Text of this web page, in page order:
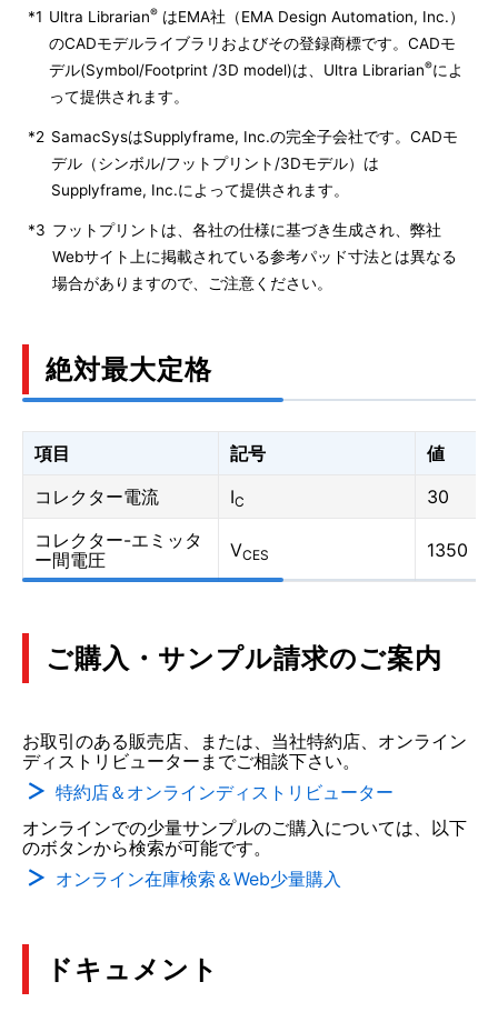
*1 Ultra Librarian® はEMA社（EMA Design Automation, Inc.）
のCADモデルライブラリおよびその登録商標です。CADモ
デル(Symbol/Footprint /3D model)は、Ultra Librarian®によ
って提供されます。
*2 SamacSysはSupplyframe, Inc.の完全子会社です。CADモ
デル（シンボル/フットプリント/3Dモデル）は
Supplyframe, Inc.によって提供されます。
*3 フットプリントは、各社の仕様に基づき生成され、弊社
Webサイト上に掲載されている参考パッド寸法とは異なる
場合がありますので、ご注意ください。
絶対最大定格
項目 記号
値
コレクター電流
IC
30
コレクター-エミッタ
ー間電圧
VCES 1350
ご購入・サンプル請求のご案内
お取引のある販売店、または、当社特約店、オンライン
ディストリビューターまでご相談下さい。
特約店＆オンラインディストリビューター
オンラインでの少量サンプルのご購入については、以下
のボタンから検索が可能です。
オンライン在庫検索＆Web少量購入
ドキュメント